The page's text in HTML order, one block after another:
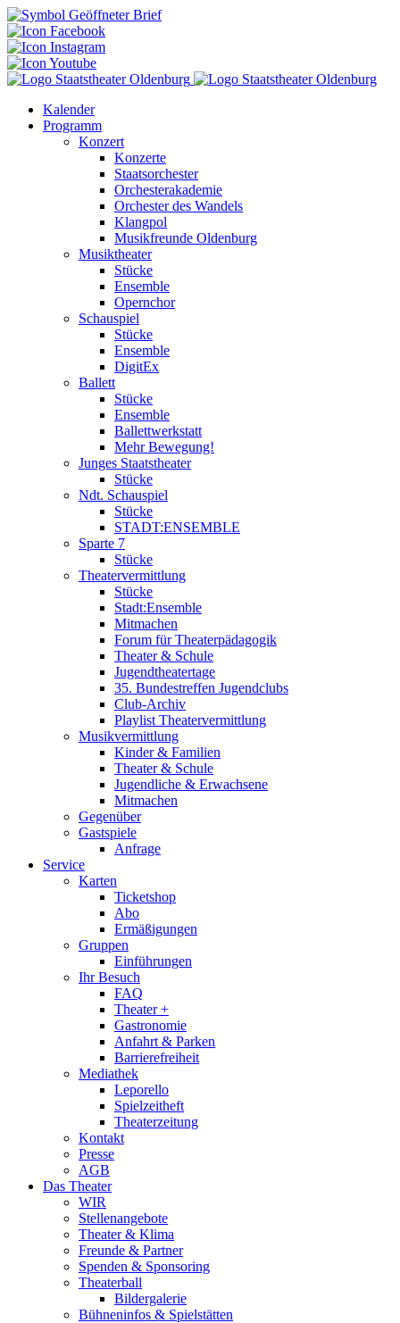
Kalender
Programm
Konzert
Konzerte
Staatsorchester
Orchesterakademie
Orchester des Wandels
Klangpol
Musikfreunde Oldenburg
Musiktheater
Stücke
Ensemble
Opernchor
Schauspiel
Stücke
Ensemble
DigitEx
Ballett
Stücke
Ensemble
Ballettwerkstatt
Mehr Bewegung!
Junges Staatstheater
Stücke
Ndt. Schauspiel
Stücke
STADT:ENSEMBLE
Sparte 7
Stücke
Theatervermittlung
Stücke
Stadt:Ensemble
Mitmachen
Forum für Theaterpädagogik
Theater & Schule
Jugendtheatertage
35. Bundestreffen Jugendclubs
Club-Archiv
Playlist Theatervermittlung
Musikvermittlung
Kinder & Familien
Theater & Schule
Jugendliche & Erwachsene
Mitmachen
Gegenüber
Gastspiele
Anfrage
Service
Karten
Ticketshop
Abo
Ermäßigungen
Gruppen
Einführungen
Ihr Besuch
FAQ
Theater +
Gastronomie
Anfahrt & Parken
Barrierefreiheit
Mediathek
Leporello
Spielzeitheft
Theaterzeitung
Kontakt
Presse
AGB
Das Theater
WIR
Stellenangebote
Theater & Klima
Freunde & Partner
Spenden & Sponsoring
Theaterball
Bildergalerie
Bühneninfos & Spielstätten